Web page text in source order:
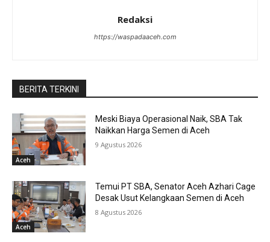
Redaksi
https://waspadaaceh.com
BERITA TERKINI
Aceh
Meski Biaya Operasional Naik, SBA Tak
Naikkan Harga Semen di Aceh
9 Agustus 2026
Aceh
Temui PT SBA, Senator Aceh Azhari Cage
Desak Usut Kelangkaan Semen di Aceh
8 Agustus 2026